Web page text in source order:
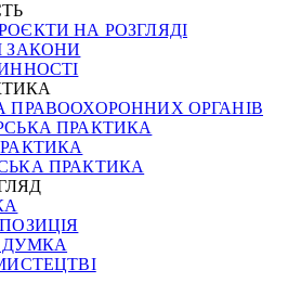
НА РОЗГЛЯДІ
ЗАКОНИ
ПРАВООХОРОННИХ ОРГАНІВ
ПРАКТИКА
ПРАКТИКА